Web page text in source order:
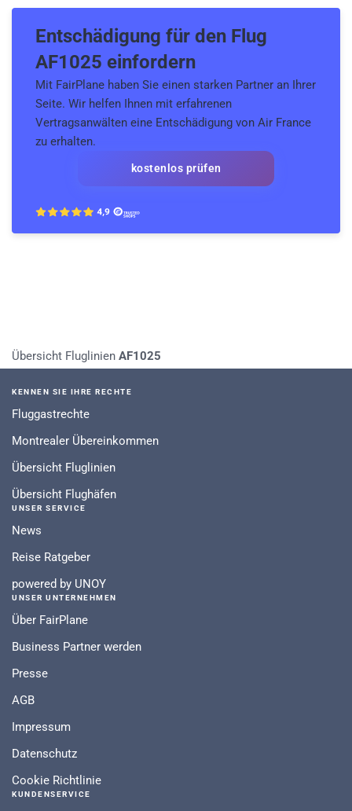
Entschädigung für den Flug
AF1025 einfordern
Mit FairPlane haben Sie einen starken Partner an Ihrer
Seite. Wir helfen Ihnen mit erfahrenen
Vertragsanwälten eine Entschädigung von Air France
zu erhalten.
kostenlos prüfen
Übersicht Fluglinien AF1025
KENNEN SIE IHRE RECHTE
Fluggastrechte
Montrealer Übereinkommen
Übersicht Fluglinien
Übersicht Flughäfen
UNSER SERVICE
News
Reise Ratgeber
powered by UNOY
UNSER UNTERNEHMEN
Über FairPlane
Business Partner werden
Presse
AGB
Impressum
Datenschutz
Cookie Richtlinie
KUNDENSERVICE